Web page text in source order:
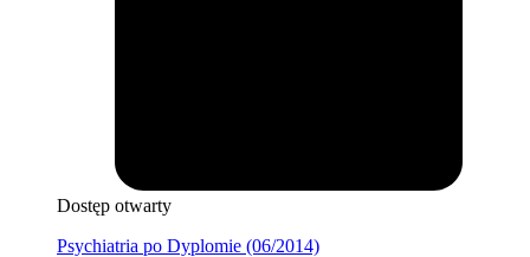
Dostęp otwarty
Psychiatria po Dyplomie (06/2014)